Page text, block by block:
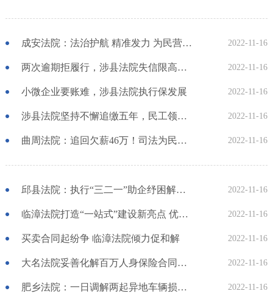
成安法院：法治护航 精准发力 为民营企业健康发展贡献法治方案 2022-11-16
两次逾期拒履行，涉县法院失信限高促执结 2022-11-16
小微企业要账难，涉县法院执行保发展 2022-11-16
涉县法院坚持不懈追缴五年，民工领钱喜上眉梢 2022-11-16
曲周法院：追回欠薪46万！司法为民获锦旗 2022-11-16
邱县法院：执行“三二一”助企纾困解难题 2022-11-16
临漳法院打造“一站式”建设新亮点 优化法治化营商环境 2022-11-16
买卖合同起纷争 临漳法院倾力促和解 2022-11-16
大名法院妥善化解百万人身保险合同纠纷 2022-11-16
肥乡法院：一日调解两起异地车辆损失纠纷 办案效率获好评！ 2022-11-16